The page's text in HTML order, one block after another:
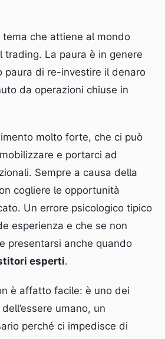
tema che attiene al mondo
trading. La paura è in genere
paura di re-investire il denaro
da operazioni chiuse in
molto forte, che ci può
e portarci ad
Sempre a causa della
cogliere le opportunità
Un errore psicologico tipico
esperienza e che se non
presentarsi anche quando
esperti.
è affatto facile: è uno dei
umano, un
perché ci impedisce di